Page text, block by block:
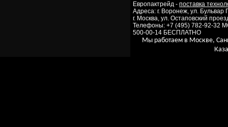
Европактрейд - поставка
Адреса: г. Воронеж, ул.
г. Москва, ул. Остаповский
Телефоны: +7 (495) 782-92-32
500-00-14 БЕСПЛАТНО
Мы работаем в Москве,